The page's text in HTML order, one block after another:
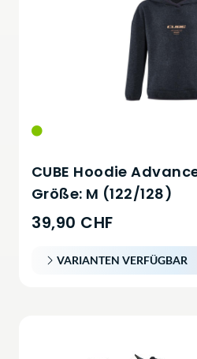
CUBE Hoodie
Größe: M (122/128)
39,90 CHF
VARIANTEN VERFÜGBAR